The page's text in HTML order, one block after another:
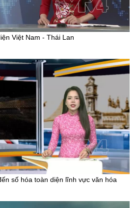
Việt Nam - Thái Lan
số hóa toàn diện lĩnh vực văn hóa